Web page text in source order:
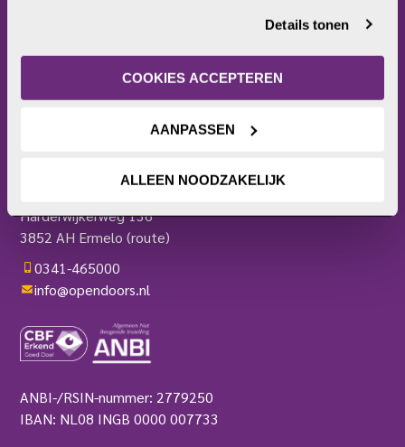
internetgedrag. Je kunt je toestemming ook altijd wijzigen
of intrekken. Meer uitleg vind je in onze
privacyverklaring.
Details tonen
COOKIES ACCEPTEREN
AANPASSEN
ALLEEN NOODZAKELIJK
Bezoekerscentrum
Actieplatform
OPEN DOORS
Harderwijkerweg 136
3852 AH Ermelo(route)
0341-465000
info@opendoors.nl
ANBI-/RSIN-nummer: 2779250
IBAN: NL08 INGB 0000 007733